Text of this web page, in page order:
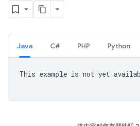
Java C# PHP Python
This example is not yet